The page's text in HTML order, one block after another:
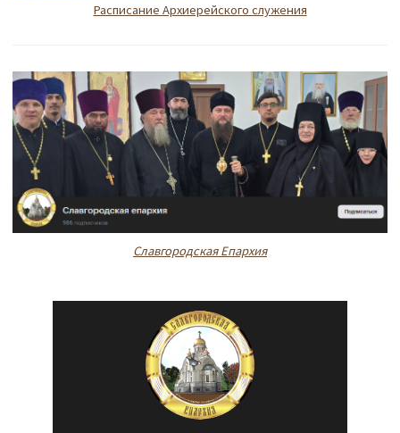
Расписание Архиерейского служения
Славгородская Епархия